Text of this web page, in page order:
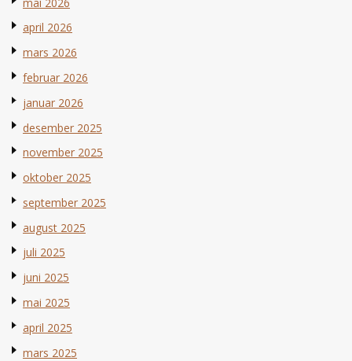
april 2026
mars 2026
februar 2026
januar 2026
desember 2025
november 2025
oktober 2025
september 2025
august 2025
juli 2025
juni 2025
mai 2025
april 2025
mars 2025